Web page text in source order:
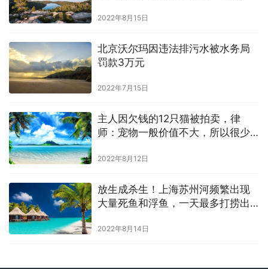
2022年8月15日
北京沃尔玛因违法排污水被水务局
罚款3万元
2022年7月15日
主人因欠钱的12只猫被拍卖，律
师：宠物一般价值不大，所以很少
2022年8月12日
放生成杀生！上海苏州河频繁出现
大量死鱼和浮鱼，一天最多打捞出
2022年8月14日